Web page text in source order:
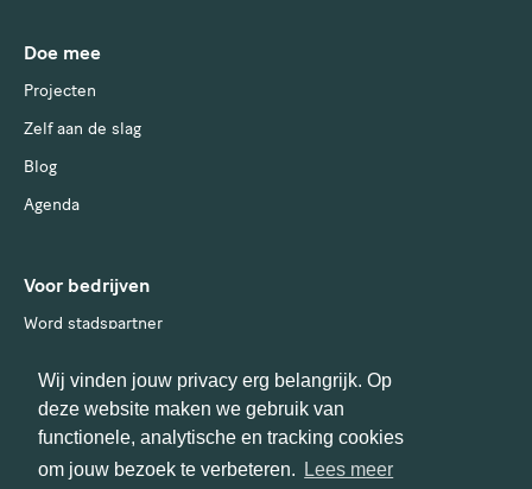
Wij vinden jouw privacy erg belangrijk. Op
deze website maken we gebruik van
functionele, analytische en tracking cookies
om jouw bezoek te verbeteren.
Lees meer
Doe mee
Projecten
Zelf aan de slag
Blog
Agenda
Voor bedrijven
Word stadspartner